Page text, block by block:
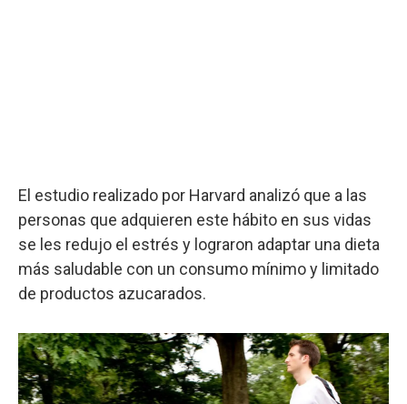
El estudio realizado por Harvard analizó que a las
personas que adquieren este hábito en sus vidas
se les redujo el estrés y lograron adaptar una dieta
más saludable con un consumo mínimo y limitado
de productos azucarados.